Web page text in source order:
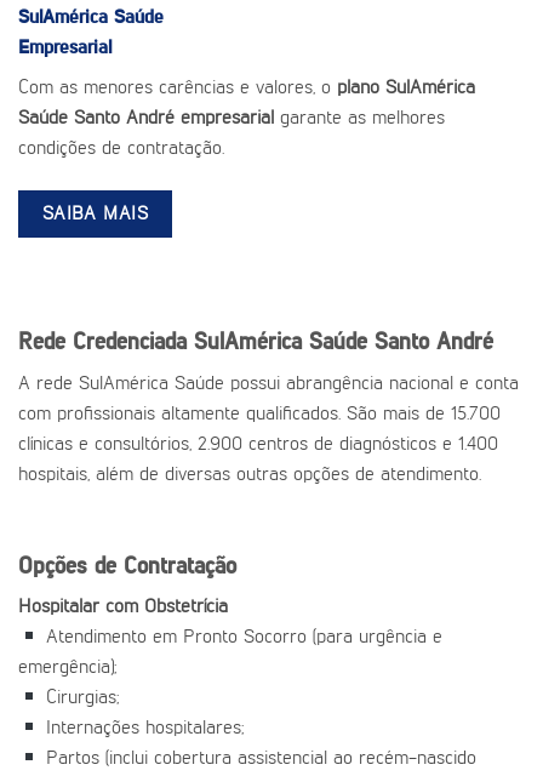
SulAmérica Saúde
Empresarial
Com as menores carências e valores, o plano SulAmérica
Saúde Santo André empresarial garante as melhores
condições de contratação.
SAIBA MAIS
Rede Credenciada SulAmérica Saúde Santo André
A rede SulAmérica Saúde possui abrangência nacional e conta
com profissionais altamente qualificados. São mais de 15.700
clínicas e consultórios, 2.900 centros de diagnósticos e 1.400
hospitais, além de diversas outras opções de atendimento.
Opções de Contratação
Hospitalar com Obstetrícia
Atendimento em Pronto Socorro (para urgência e
emergência);
Cirurgias;
Internações hospitalares;
Partos (inclui cobertura assistencial ao recém-nascido